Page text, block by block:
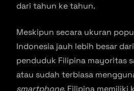
dari tahun ke tahun.
Meskipun secara ukuran
Indonesia jauh lebih besar
penduduk Filipina mayoritas
atau sudah terbiasa
smartphone. Filipina memiliki